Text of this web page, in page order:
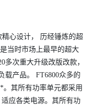
精心设计， 历经锤炼的超
当时市场上最早的超大
多次重大升级改版改款，
载产品。 FT6800众多的
其所有功率单元都采用
应各类电源。其所有功